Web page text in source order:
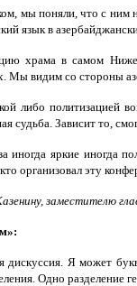
мы поняли, что с
язык в
храма в самом
Мы видим со стороны
либо политизацией
судьба. Зависит то,
иногда яркие
организовал эту
заместителю
Я может
Одно разделение